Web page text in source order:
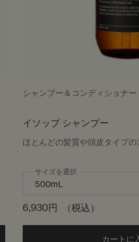
シャンプー＆コンディショナー
イソップ シャンプー
ほとんどの髪質や頭皮タイプの
サイズを選択
6,930円 （税込）
カートに